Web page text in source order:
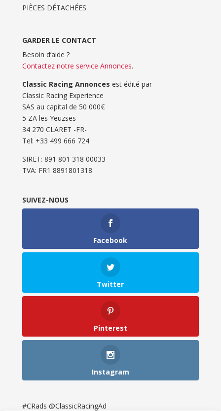
PIÈCES DÉTACHÉES
GARDER LE CONTACT
Besoin d’aide ?
Contactez notre service Annonces.
Classic Racing Annonces est édité par
Classic Racing Experience
SAS au capital de 50 000€
5 ZA les Yeuzses
34 270 CLARET -FR-
Tel: ‭+33 499 666 724‬
SIRET: 891 801 318 00033
TVA: FR1 8891801318
SUIVEZ-NOUS
Facebook
Twitter
Pinterest
Instagram
#CRads @ClassicRacingAd